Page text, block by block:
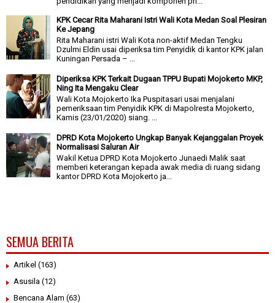
KPK Cecar Rita Maharani Istri Wali Kota Medan Soal Plesiran
Ke Jepang
Rita Maharani istri Wali Kota non-aktif Medan Tengku
Dzulmi Eldin usai diperiksa tim Penyidik di kantor KPK jalan
Kuningan Persada – ...
Diperiksa KPK Terkait Dugaan TPPU Bupati Mojokerto MKP,
Ning Ita Mengaku Clear
Wali Kota Mojokerto Ika Puspitasari usai menjalani
pemeriksaan tim Penyidik KPK di Mapolresta Mojokerto,
Kamis (23/01/2020) siang. ...
DPRD Kota Mojokerto Ungkap Banyak Kejanggalan Proyek
Normalisasi Saluran Air
Wakil Ketua DPRD Kota Mojokerto Junaedi Malik saat
memberi keterangan kepada awak media di ruang sidang
kantor DPRD Kota Mojokerto ja...
SEMUA BERITA
Artikel (163)
Asusila (12)
Bencana Alam (63)